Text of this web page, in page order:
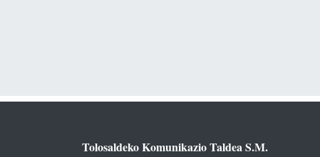
Tolosaldeko Komunikazio Taldea S.M.